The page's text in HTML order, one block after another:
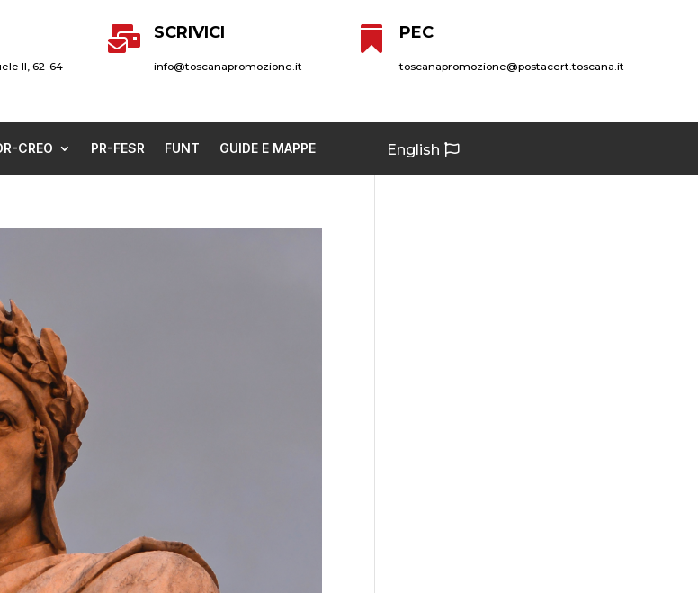
II, 62-64
 SCRIVICI
info@toscanapromozione.it
 PEC
toscanapromozione@postacert.toscana.it
CREO PR-FESR FUNT GUIDE E MAPPE English